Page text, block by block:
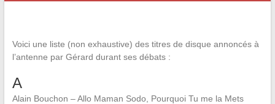
Voici une liste (non exhaustive) des titres de disque annoncés à
l’antenne par Gérard durant ses débats :
A
Alain Bouchon – Allo Maman Sodo, Pourquoi Tu me la Mets